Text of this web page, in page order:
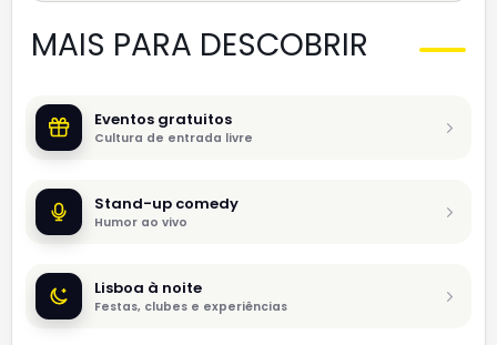
MAIS PARA DESCOBRIR
Eventos gratuitos
Cultura de entrada livre
Stand-up comedy
Humor ao vivo
Lisboa à noite
Festas, clubes e experiências